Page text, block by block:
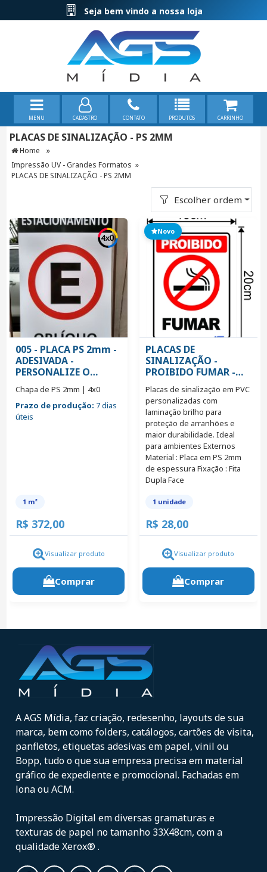
Seja bem vindo a nossa loja
MENU CADASTRO CONTATO PRODUTOS CARRINHO
PLACAS DE SINALIZAÇÃO - PS 2MM
Home »
Impressão UV - Grandes Formatos »
PLACAS DE SINALIZAÇÃO - PS 2MM
Escolher ordem
005 - PLACA PS 2mm -
ADESIVADA -
PERSONALIZE O
TAMANHO
Chapa de PS 2mm | 4x0
Prazo de produção: 7 dias
úteis
1 m²
R$ 372,00
Visualizar produto
Comprar
Novo
PLACAS DE
SINALIZAÇÃO -
PROIBIDO FUMAR -
15X20CM
Placas de sinalização em PVC
personalizadas com
laminação brilho para
proteção de arranhões e
maior durabilidade. Ideal
para ambientes Externos
Material : Placa em PS 2mm
de espessura Fixação : Fita
Dupla Face
1 unidade
R$ 28,00
Visualizar produto
Comprar
A AGS Mídia, faz criação, redesenho, layouts de sua
marca, bem como folders, catálogos, cartões de visita,
panfletos, etiquetas adesivas em papel, vinil ou
Bopp, tudo o que sua empresa precisa em material
gráfico de expediente e promocional. Fachadas em
lona ou ACM.
Impressão Digital em diversas gramaturas e
texturas de papel no tamanho 33X48cm, com a
qualidade Xerox® .